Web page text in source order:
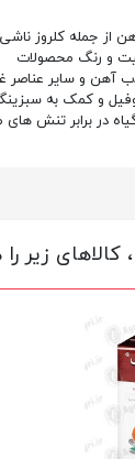
از جمله کلروز
و رنگ محصولات
آهن و سایر عناصر
و کمک به
در برابر تنش
کالاهای زیر